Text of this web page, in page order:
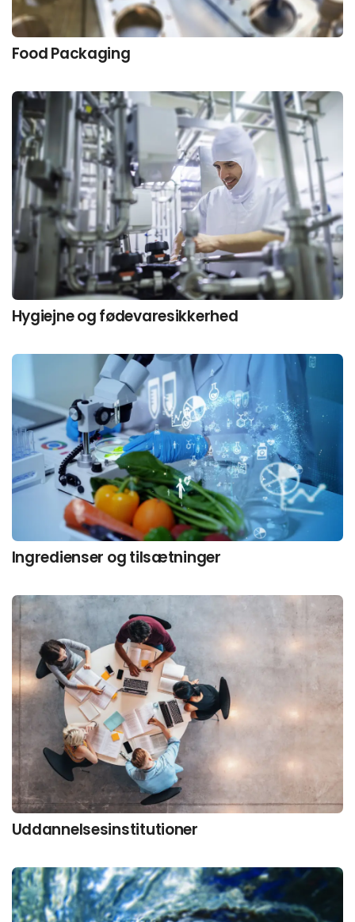
Food Packaging
Hygiejne og fødevaresikkerhed
Ingredienser og tilsætninger
Uddannelsesinstitutioner